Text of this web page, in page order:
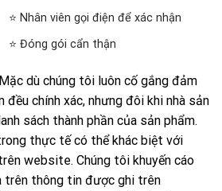
⭐ Nhân viên gọi điện để xác nhận
⭐ Đóng gói cẩn thận
dù chúng tôi luôn cố gắng đảm
chính xác, nhưng đôi khi nhà sản
sách thành phần của sản phẩm.
thực tế có thể khác biệt với
website. Chúng tôi khuyến cáo
trên thông tin được ghi trên